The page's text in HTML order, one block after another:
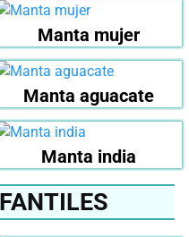
Manta mujer
Manta aguacate
Manta india